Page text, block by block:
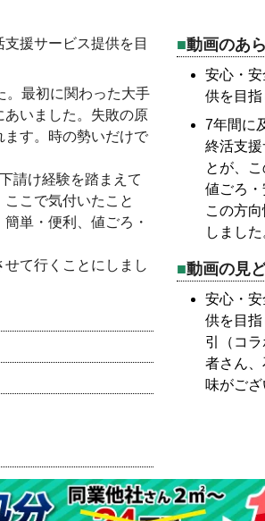
援サービス提供を目
。最初に関わった大手
いました。失敗の原
ます。時の勢いだけで
請け経験を踏まえて
こで気付いたこと
単・便利、値ごろ・
て行くことにしまし
動画のあ
安心・
供を目指
7年間に
終活支
とが、
値ごろ・
この方
しました
動画の見
安心・
供を目
引（コ
者さん
味がご